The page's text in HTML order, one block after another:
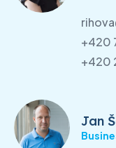
+420
+420
Jan